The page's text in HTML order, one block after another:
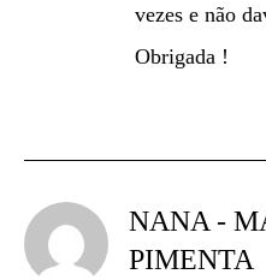
vezes e não
Obrigada !
NANA -
PIMENTA